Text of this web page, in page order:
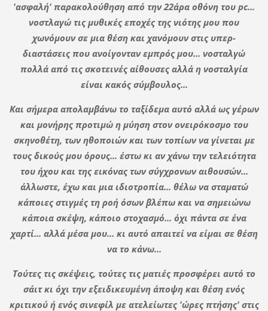
'ασφαλή' παρακολούθηση από την 22άρα οθόνη του pc...
νοστλαγώ τις μυθικές εποχές της νιότης μου που
χωνόμουν σε μια θέση και χανόμουν στις υπερ-
διαστάσεις που ανοίγονταν εμπρός μου... νοσταλγώ
πολλά από τις σκοτεινές αίθουσες αλλά η νοσταλγία
είναι κακός σύμβουλος...
Και σήμερα απολαμβάνω το ταξίδεμα αυτό αλλά ως γέρων
και μονήρης προτιμώ η μύηση στον ονειρόκοσμο του
σκηνοθέτη, των ηθοποιών και των τοπίων να γίνεται με
τους δικούς μου όρους... έστω κι αν χάνω την τελειότητα
του ήχου και της εικόνας των σύγχρονων αιθουσών...
άλλωστε, έχω και μια ιδιοτροπία... θέλω να σταματώ
κάποιες στιγμές τη ροή όσων βλέπω και να σημειώνω
κάποια σκέψη, κάποιο στοχασμό... όχι πάντα σε ένα
χαρτί... αλλά μέσα μου... κι αυτό απαιτεί να είμαι σε θέση
να το κάνω...
Τούτες τις σκέψεις, τούτες τις ματιές προσφέρει αυτό το
σάιτ κι όχι την εξειδικευμένη άποψη και θέση ενός
κριτικού ή ενός σινεφίλ με ατελείωτες 'ώρες πτήσης' στις